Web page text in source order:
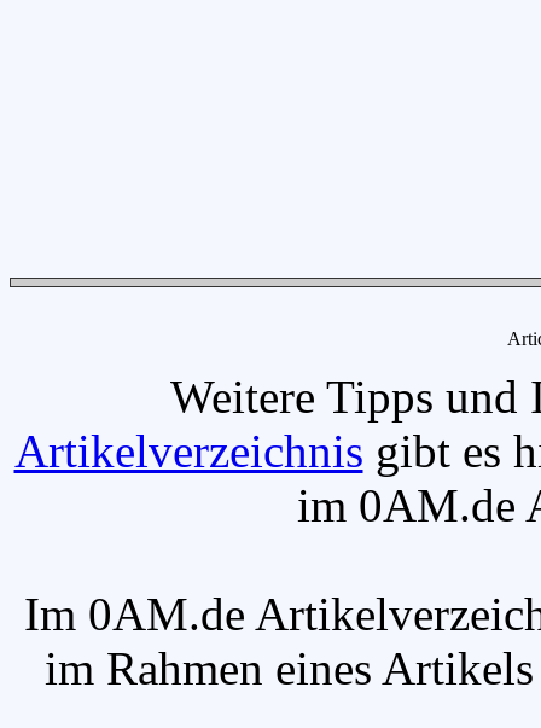
Weitere Tipps und
Artikelverzeichnis gibt es
im 0AM.de
Im 0AM.de
im Rahmen eines